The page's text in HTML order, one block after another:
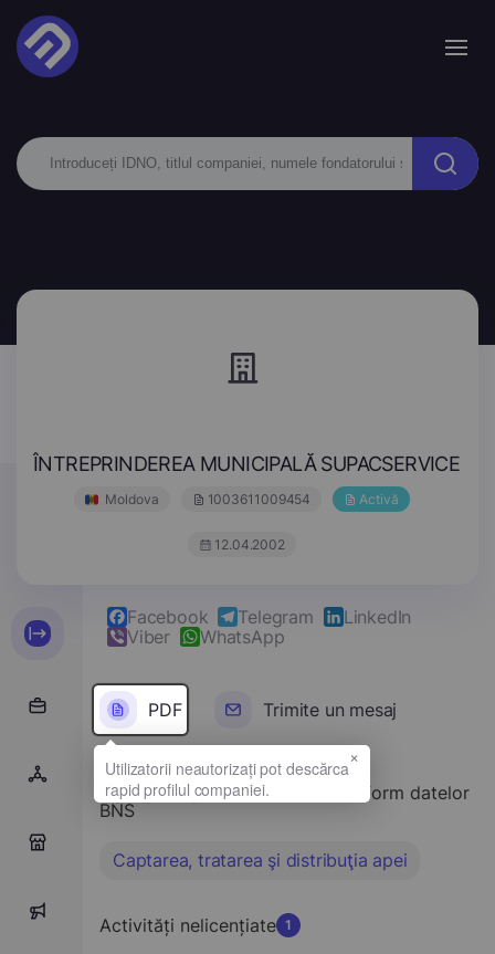
ÎNTREPRINDEREA MUNICIPALĂ SUPACSERVICE
Moldova 1003611009454 Activă
12.04.2002
Facebook Telegram
LinkedIn
Viber
WhatsApp
PDF Trimite un mesaj
Tipul principal de activitate conform datelor
BNS
Captarea, tratarea şi distribuţia apei
Activități nelicențiate 1
×